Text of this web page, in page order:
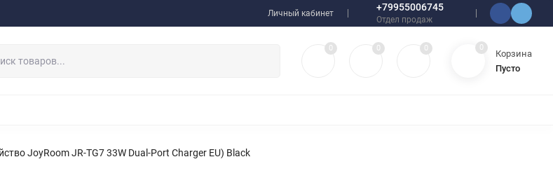
Личный кабинет
+79955006745
Отдел продаж
0 0 0 0
Корзина
Пусто
JoyRoom JR-TG7 33W Dual-Port Charger EU) Black